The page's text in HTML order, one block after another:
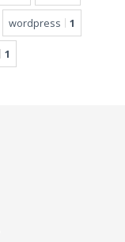
wordpress 1
1